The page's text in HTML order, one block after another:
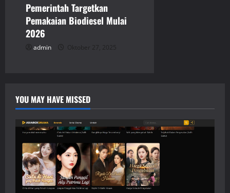
Pemerintah Targetkan
Pemakaian Biodiesel Mulai
2026
admin Oktober 27, 2025
YOU MAY HAVE MISSED